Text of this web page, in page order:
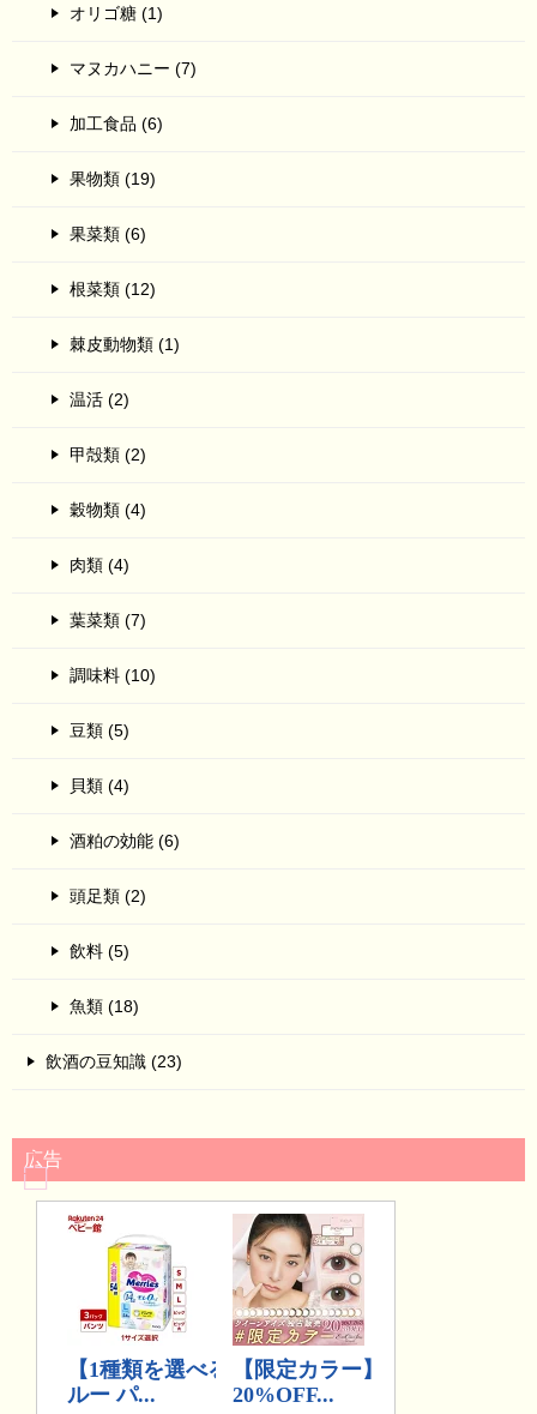
オリゴ糖 (1)
マヌカハニー (7)
加工食品 (6)
果物類 (19)
果菜類 (6)
根菜類 (12)
棘皮動物類 (1)
温活 (2)
甲殻類 (2)
穀物類 (4)
肉類 (4)
葉菜類 (7)
調味料 (10)
豆類 (5)
貝類 (4)
酒粕の効能 (6)
頭足類 (2)
飲料 (5)
魚類 (18)
飲酒の豆知識 (23)
広告